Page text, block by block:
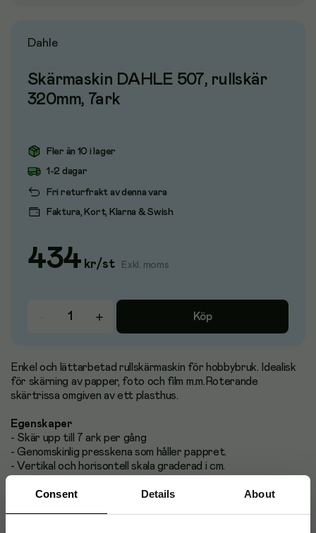
Consent Details About
Dahle
Skärmaskin DAHLE 507, rullskär
320mm, 7ark
Fler än 10 i lager
Fri returfrakt av denna vara
1-2 dagar
Faktura, Kort, Klarna & Swish
434 kr/st Exkl. moms
Köp
Enkel och lättarbetad rullskärmaskin för hobbybruk. Idealisk
för skärning av papper, foto och film m.m.Roterande
skärtrissa omgiven av ett plasthus.
Egenskaper
- Skär upp till 7 ark per gång
- Genomskinlig presskena som håller pappret.
- Vertikal och horisontell skala graderad i cm.
- Skärbord graderat i cm och markerade fotoformat.